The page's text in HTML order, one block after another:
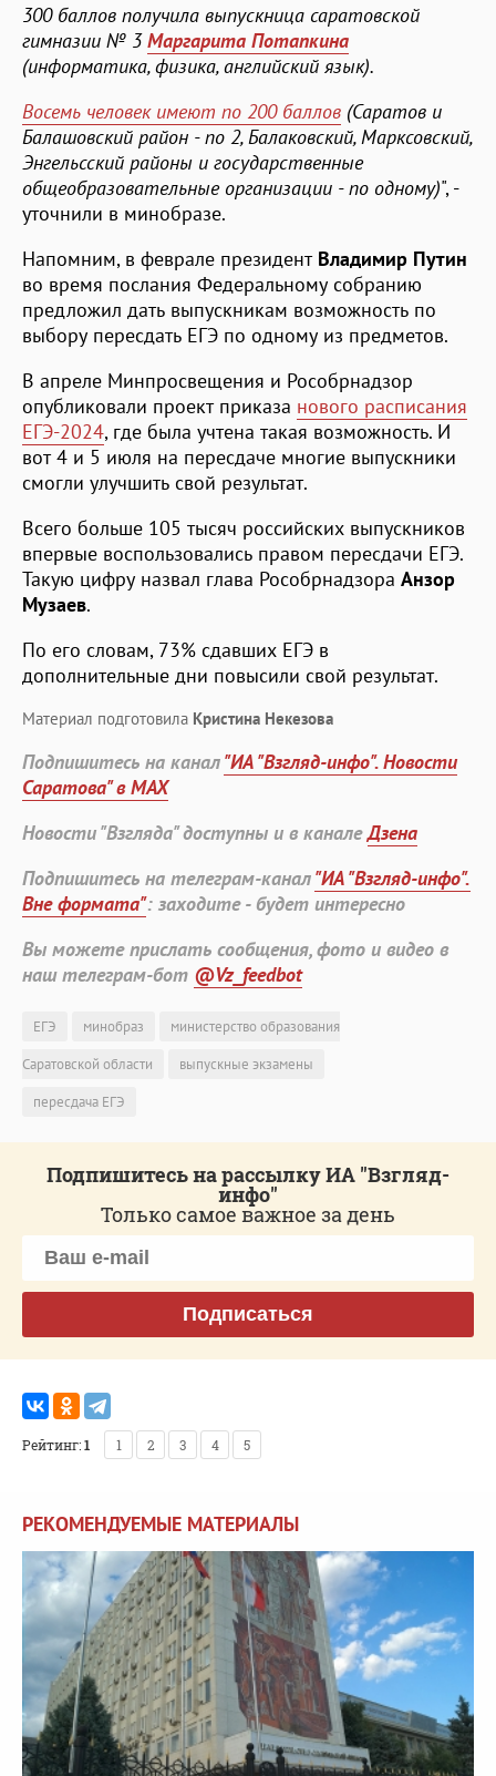
300 баллов получила выпускница саратовской
гимназии № 3Маргарита Потапкина
(информатика, физика, английский язык).
Восемь человек имеют по 200 баллов (Саратов и
Балашовский район - по 2, Балаковский, Марксовский,
Энгельсский районы и государственные
общеобразовательные организации - по одному)", -
уточнили в минобразе.
Напомним, в феврале президент Владимир Путин
во время послания Федеральному собранию
предложил дать выпускникам возможность по
выбору пересдать ЕГЭ по одному из предметов.
В апреле Минпросвещения и Рособрнадзор
опубликовали проект приказа нового расписания
ЕГЭ-2024, где была учтена такая возможность. И
вот 4 и 5 июля на пересдаче многие выпускники
смогли улучшить свой результат.
Всего больше 105 тысяч российских выпускников
впервые воспользовались правом пересдачи ЕГЭ.
Такую цифру назвал глава Рособрнадзора Анзор
Музаев.
По его словам, 73% сдавших ЕГЭ в
дополнительные дни повысили свой результат.
Материал подготовила Кристина Некезова
Подпишитесь на канал"ИА "Взгляд-инфо". Новости
Саратова" в MAX
Новости "Взгляда" доступны и в каналеДзена
Подпишитесь на телеграм-канал"ИА "Взгляд-инфо".
Вне формата": заходите - будет интересно
Вы можете прислать сообщения, фото и видео в
наш телеграм-бот @Vz_feedbot
ЕГЭ минобраз
министерство образования
Саратовской области
выпускные экзамены
пересдача ЕГЭ
Подпишитесь на рассылку ИА "Взгляд-
инфо"
Только самое важное за день
Подписаться
Рейтинг:1 1 2 3 4 5
РЕКОМЕНДУЕМЫЕ МАТЕРИАЛЫ